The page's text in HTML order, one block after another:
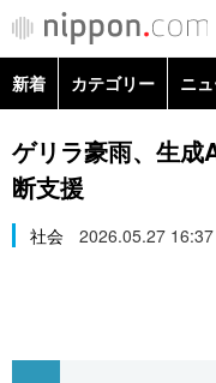
カテゴリー
経済・ビジネス
トップ
In-depth
新着 カテゴリー ニ
政治・外交
経済・ビジネス
ゲリラ豪雨、生
断支援
社会 2026.05.27